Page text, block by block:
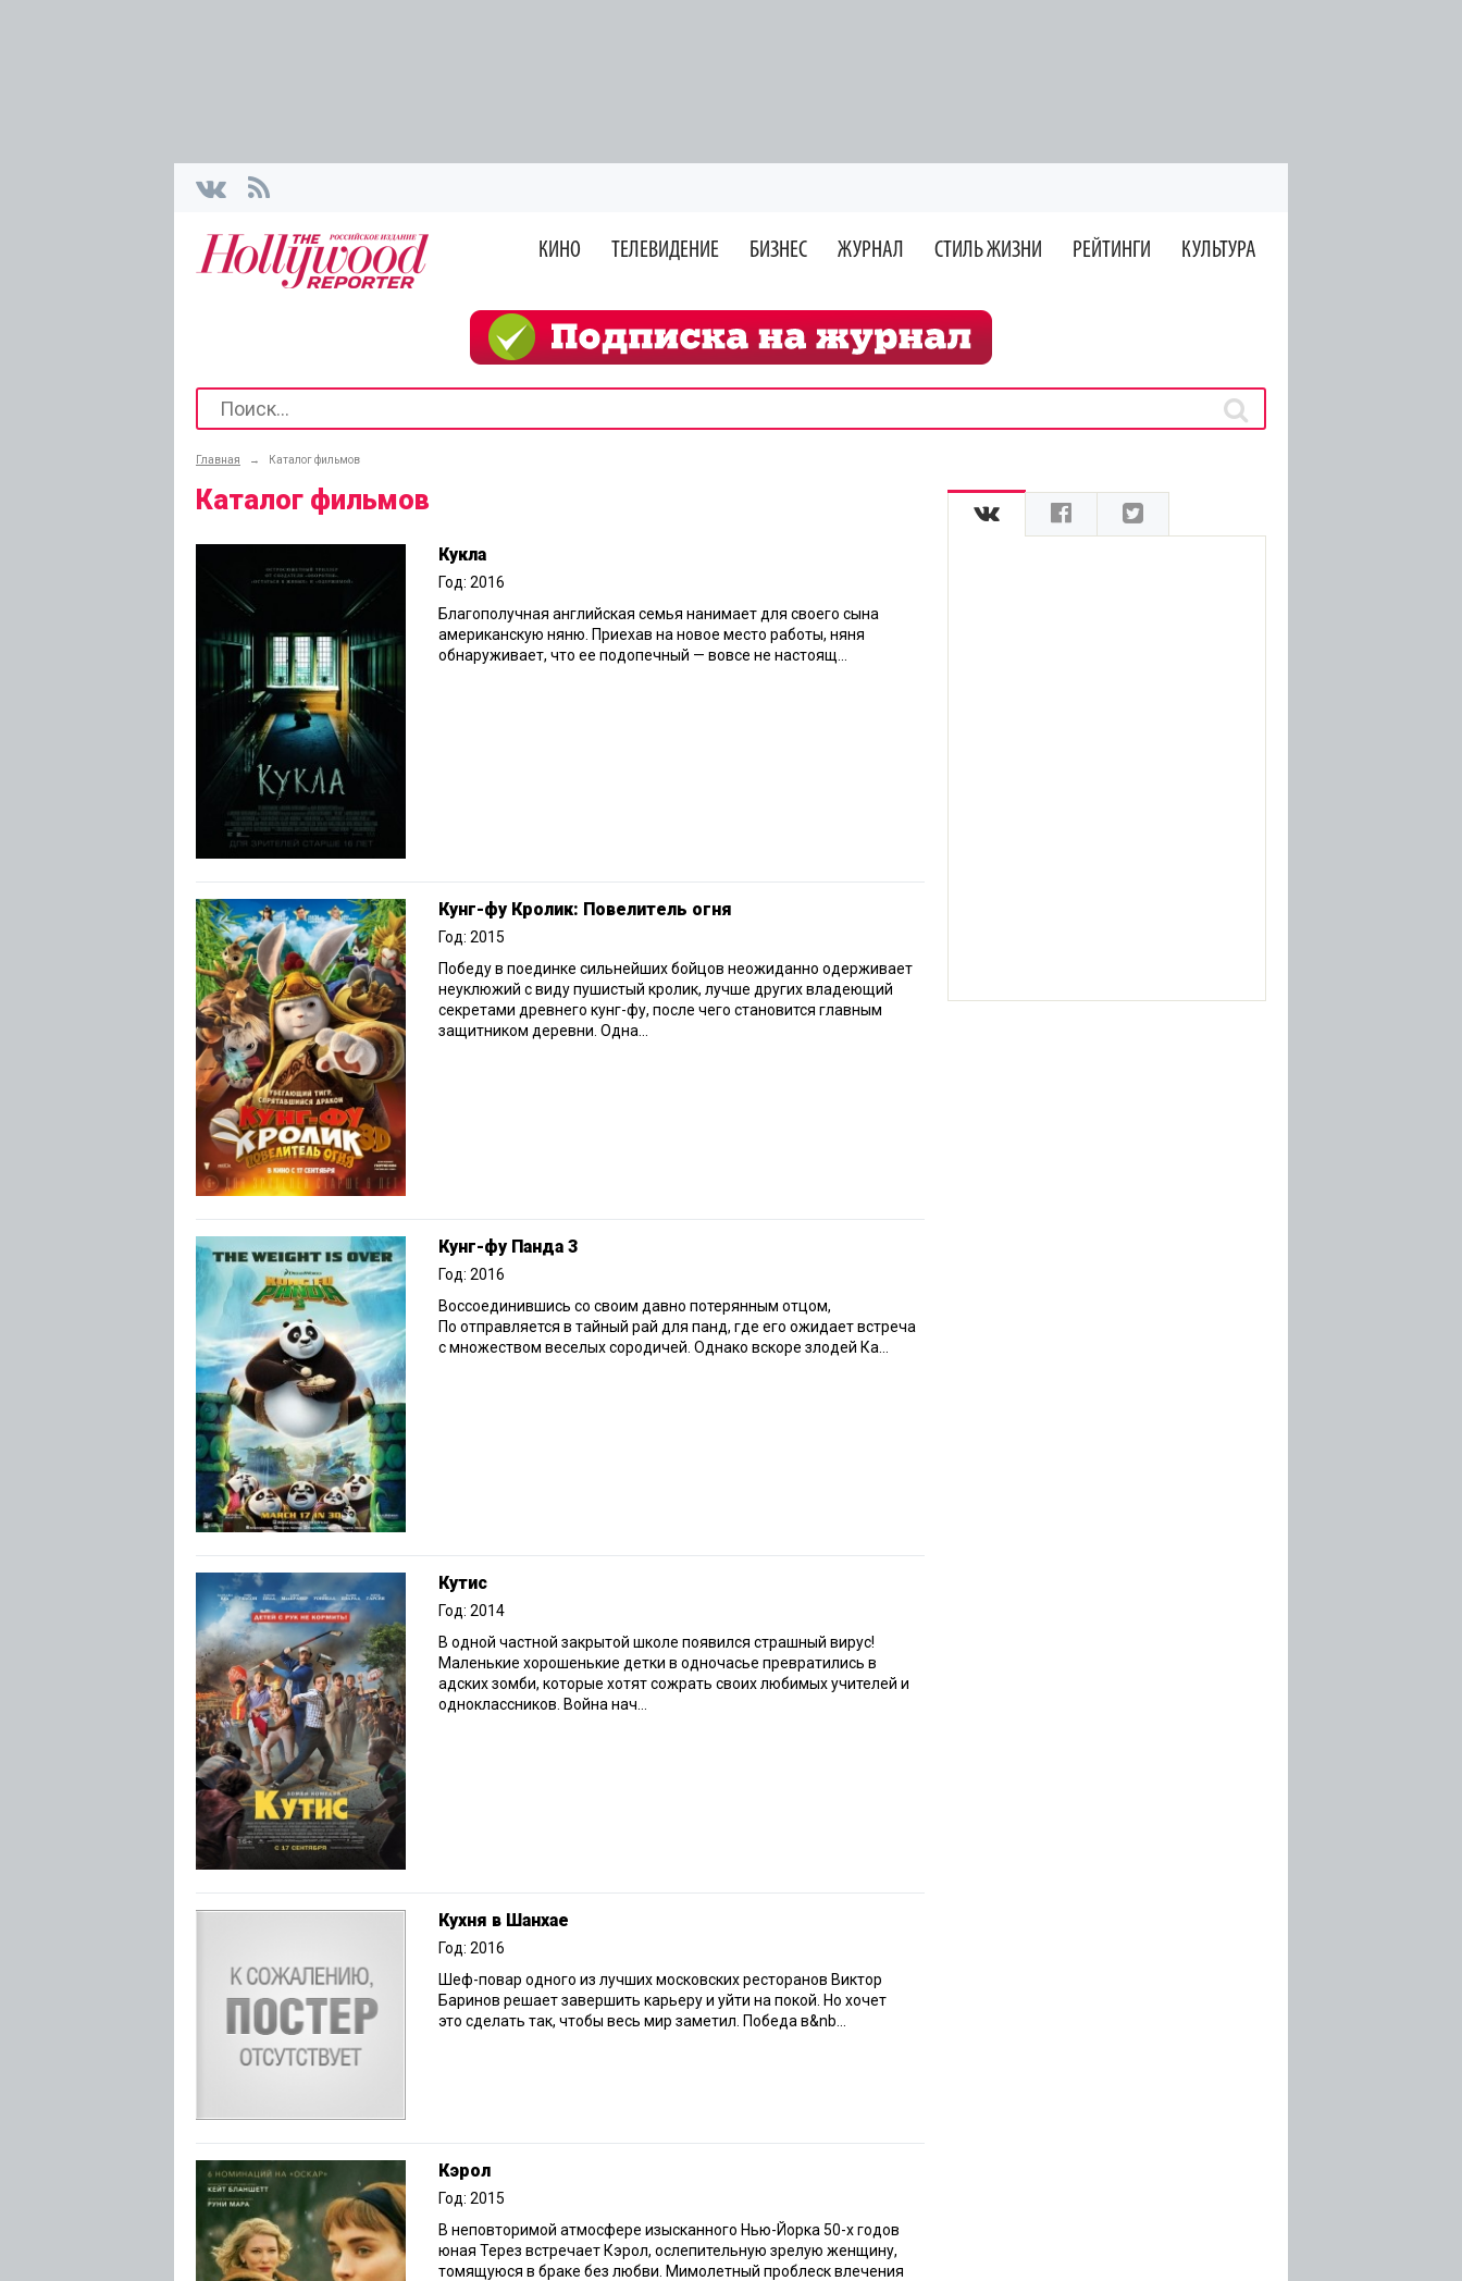
КИНО ТЕЛЕВИДЕНИЕ БИЗНЕС ЖУРНАЛ СТИЛЬ ЖИЗНИ РЕЙТИНГИ КУЛЬТУРА
Главная → Каталог фильмов
Каталог фильмов
Кукла
Год: 2016
Благополучная английская семья нанимает для своего сына
американскую няню. Приехав на новое место работы, няня
обнаруживает, что ее подопечный — вовсе не настоящ...
Кунг-фу Кролик: Повелитель огня
Год: 2015
Победу в поединке сильнейших бойцов неожиданно одерживает
неуклюжий с виду пушистый кролик, лучше других владеющий
секретами древнего кунг-фу, после чего становится главным
защитником деревни. Одна...
Кунг-фу Панда 3
Год: 2016
Воссоединившись со своим давно потерянным отцом,
По отправляется в тайный рай для панд, где его ожидает встреча
с множеством веселых сородичей. Однако вскоре злодей Ка...
Кутис
Год: 2014
В одной частной закрытой школе появился страшный вирус!
Маленькие хорошенькие детки в одночасье превратились в
адских зомби, которые хотят сожрать своих любимых учителей и
одноклассников. Война нач...
Кухня в Шанхае
Год: 2016
Шеф-повар одного из лучших московских ресторанов Виктор
Баринов решает завершить карьеру и уйти на покой. Но хочет
это сделать так, чтобы весь мир заметил. Победа в&nb...
Кэрол
Год: 2015
В неповторимой атмосфере изысканного Нью-Йорка 50-х годов
юная Терез встречает Кэрол, ослепительную зрелую женщину,
томящуюся в браке без любви. Мимолетный проблеск влечения